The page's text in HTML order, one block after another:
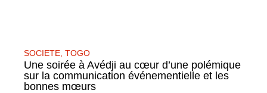
SOCIETE TOGO
Une soirée à Avédji au cœur d’une polémique
sur la communication événementielle et les
bonnes mœurs